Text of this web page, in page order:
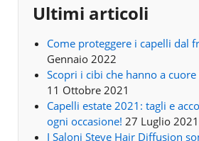
Ultimi articoli
Come proteggere i capelli dal
Gennaio 2022
Scopri i cibi che hanno a
11 Ottobre 2021
Capelli estate 2021: tagli e
ogni occasione! 27 Luglio 2021
I Saloni Steve Hair Diffusion